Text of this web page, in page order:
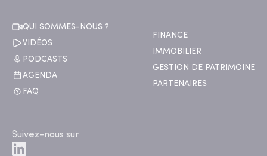
QUI SOMMES-NOUS ?
VIDÉOS
PODCASTS
AGENDA
FAQ
FINANCE
IMMOBILIER
GESTION DE PATRIMOINE
PARTENAIRES
Suivez-nous sur